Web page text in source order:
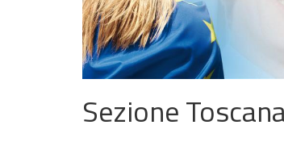
Sezione